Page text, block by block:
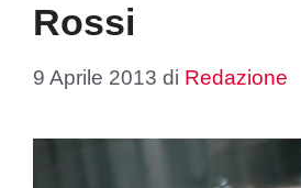
Rossi
9 Aprile 2013 di Redazione